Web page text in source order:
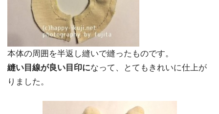
本体の周囲を半返し縫いで縫ったものです。
縫い目線が良い目印になって、とてもきれいに仕上が
りました。